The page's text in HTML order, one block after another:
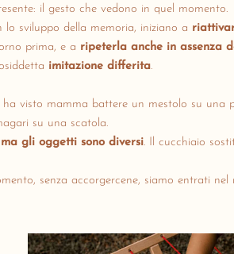
il gesto che vedono in quel momento.
sviluppo della memoria, iniziano a
prima, e a ripeterla anche in assenza
imitazione differita.
visto mamma battere un mestolo su una
su una scatola.
ma gli oggetti sono diversi. Il cucchiaio
senza accorgercene, siamo entrati nel